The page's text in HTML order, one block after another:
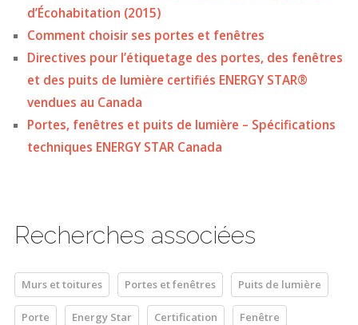
d’Écohabitation (2015)
Comment choisir ses portes et fenêtres
Directives pour l’étiquetage des portes, des fenêtres
et des puits de lumière certifiés ENERGY STAR®
vendues au Canada
Portes, fenêtres et puits de lumière – Spécifications
techniques ENERGY STAR Canada
Recherches associées
Murs et toitures Portes et fenêtres Puits de lumière
Porte Energy Star Certification Fenêtre